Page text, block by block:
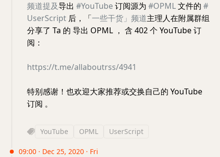
频道提及导出 #YouTube订阅源为 #OPML文件的 #
UserScript 后，「一些干货」频道主理人在附属群组
分享了 Ta 的 导出 OPML ， 含 402 个 YouTube 订
阅：
https://t.me/allaboutrss/4941
特别感谢！也欢迎大家推荐或交换自己的 YouTube
订阅 。
YouTube OPML UserScript
09:00 · Dec 25, 2020 · Fri